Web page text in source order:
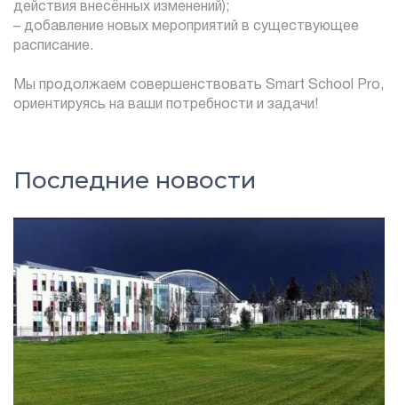
действия внесённых изменений);
– добавление новых мероприятий в существующее
расписание.
Мы продолжаем совершенствовать Smart School Pro,
ориентируясь на ваши потребности и задачи!
Последние новости